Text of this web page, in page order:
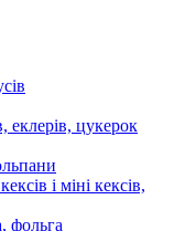
еклерів, цукерок
і міні кексів,
фольга